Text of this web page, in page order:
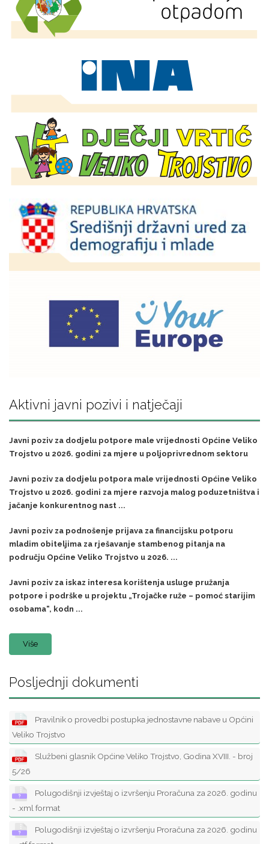
Aktivni javni pozivi i natječaji
Javni poziv za dodjelu potpore male vrijednosti Općine Veliko
Trojstvo u 2026. godini za mjere u poljoprivrednom sektoru
Javni poziv za dodjelu potpora male vrijednosti Općine Veliko
Trojstvo u 2026. godini za mjere razvoja malog poduzetništva i
jačanje konkurentnog nast ...
Javni poziv za podnošenje prijava za financijsku potporu
mladim obiteljima za rješavanje stambenog pitanja na
području Općine Veliko Trojstvo u 2026. ...
Javni poziv za iskaz interesa korištenja usluge pružanja
potpore i podrške u projektu „Trojačke ruže – pomoć starijim
osobama“, kodn ...
Više
Posljednji dokumenti
Pravilnik o provedbi postupka jednostavne nabave u Općini
Veliko Trojstvo
Službeni glasnik Općine Veliko Trojstvo, Godina XVIII. - broj
5/26
Polugodišnji izvještaj o izvršenju Proračuna za 2026. godinu
- .xml format
Polugodišnji izvještaj o izvršenju Proračuna za 2026. godinu